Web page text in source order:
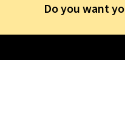
Do you want
Δωρεάν